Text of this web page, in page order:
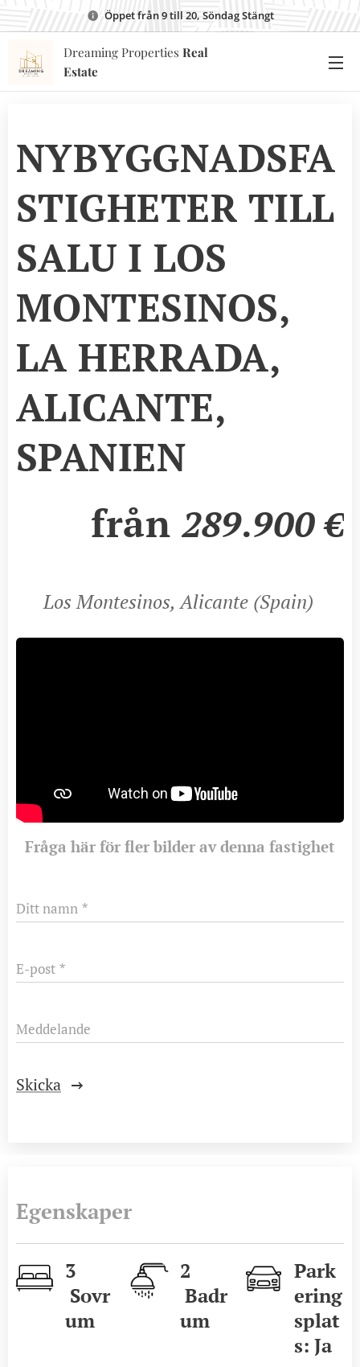
Öppet från 9 till 20, Söndag Stängt
Dreaming Properties Real
Estate
NYBYGGNADSFA
STIGHETER TILL
SALU I LOS
MONTESINOS,
LA HERRADA,
ALICANTE,
SPANIEN
från 289.900 €
Los Montesinos, Alicante (Spain)
Fråga här för fler bilder av denna fastighet
Ditt namn
E-post
Meddelande
Skicka
Egenskaper
3
Sovr
um
2
Badr
um
Park
ering
splat
s: Ja